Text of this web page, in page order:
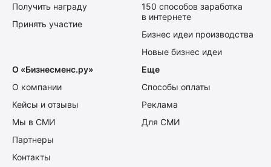
Получить награду
Принять участие
150 способов заработка
в интернете
Бизнес идеи производства
Новые бизнес идеи
О «Бизнесменс.ру»
О компании
Кейсы и отзывы
Мы в СМИ
Партнеры
Контакты
Еще
Способы оплаты
Реклама
Для СМИ